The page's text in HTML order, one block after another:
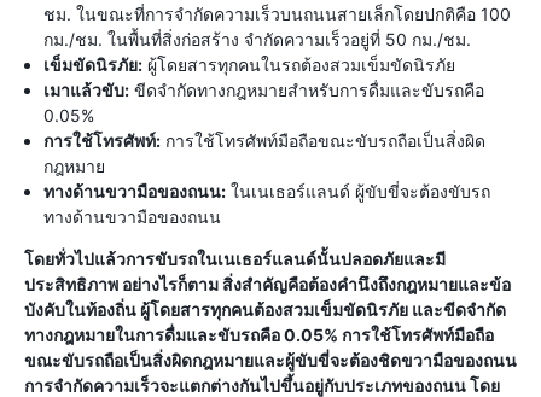
ชม. ในขณะที่การจำกัดความเร็วบนถนนสายเล็กโดยปกติคือ 100
กม./ชม. ในพื้นที่สิ่งก่อสร้าง จำกัดความเร็วอยู่ที่ 50 กม./ชม.
เข็มขัดนิรภัย: ผู้โดยสารทุกคนในรถต้องสวมเข็มขัดนิรภัย
เมาแล้วขับ: ขีดจำกัดทางกฎหมายสำหรับการดื่มและขับรถคือ
0.05%
การใช้โทรศัพท์: การใช้โทรศัพท์มือถือขณะขับรถถือเป็นสิ่งผิด
กฎหมาย
ทางด้านขวามือของถนน: ในเนเธอร์แลนด์ ผู้ขับขี่จะต้องขับรถ
ทางด้านขวามือของถนน
โดยทั่วไปแล้วการขับรถในเนเธอร์แลนด์นั้นปลอดภัยและมี
ประสิทธิภาพ อย่างไรก็ตาม สิ่งสำคัญคือต้องคำนึงถึงกฎหมายและข้อ
บังคับในท้องถิ่น ผู้โดยสารทุกคนต้องสวมเข็มขัดนิรภัย และขีดจำกัด
ทางกฎหมายในการดื่มและขับรถคือ 0.05% การใช้โทรศัพท์มือถือ
ขณะขับรถถือเป็นสิ่งผิดกฎหมายและผู้ขับขี่จะต้องชิดขวามือของถนน
การจำกัดความเร็วจะแตกต่างกันไปขึ้นอยู่กับประเภทของถนน โดย